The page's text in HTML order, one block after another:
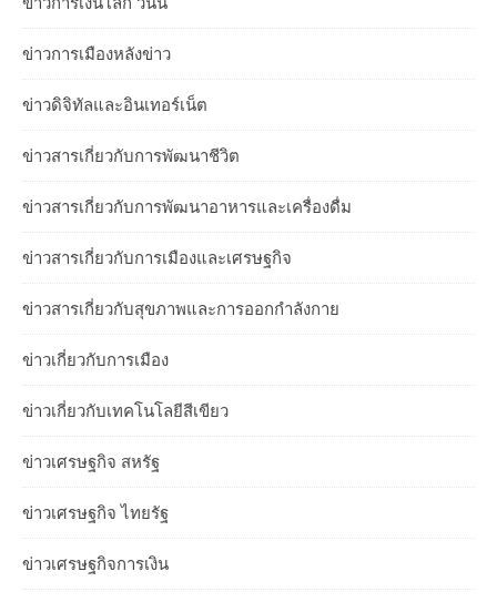
ข่าวการเมืองหลังข่าว
ข่าวดิจิทัลและอินเทอร์เน็ต
ข่าวสารเกี่ยวกับการพัฒนาชีวิต
ข่าวสารเกี่ยวกับการพัฒนาอาหารและเครื่องดื่ม
ข่าวสารเกี่ยวกับการเมืองและเศรษฐกิจ
ข่าวสารเกี่ยวกับสุขภาพและการออกกำลังกาย
ข่าวเกี่ยวกับการเมือง
ข่าวเกี่ยวกับเทคโนโลยีสีเขียว
ข่าวเศรษฐกิจ สหรัฐ
ข่าวเศรษฐกิจ ไทยรัฐ
ข่าวเศรษฐกิจการเงิน